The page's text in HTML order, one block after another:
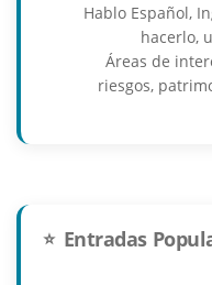
Hablo Español,
hacerlo,
Áreas de
riesgos,
Entradas